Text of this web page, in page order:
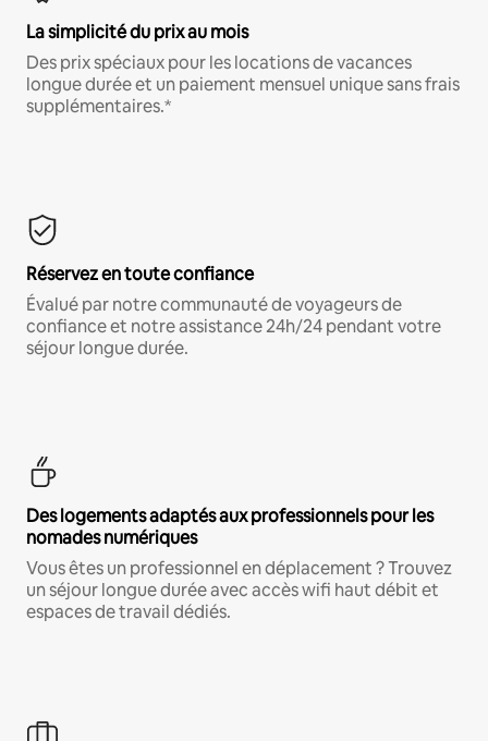
La simplicité du prix au mois
Des prix spéciaux pour les locations de vacances
longue durée et un paiement mensuel unique sans frais
supplémentaires.*
Réservez en toute confiance
Évalué par notre communauté de voyageurs de
confiance et notre assistance 24h/24 pendant votre
séjour longue durée.
Des logements adaptés aux professionnels pour les
nomades numériques
Vous êtes un professionnel en déplacement ? Trouvez
un séjour longue durée avec accès wifi haut débit et
espaces de travail dédiés.